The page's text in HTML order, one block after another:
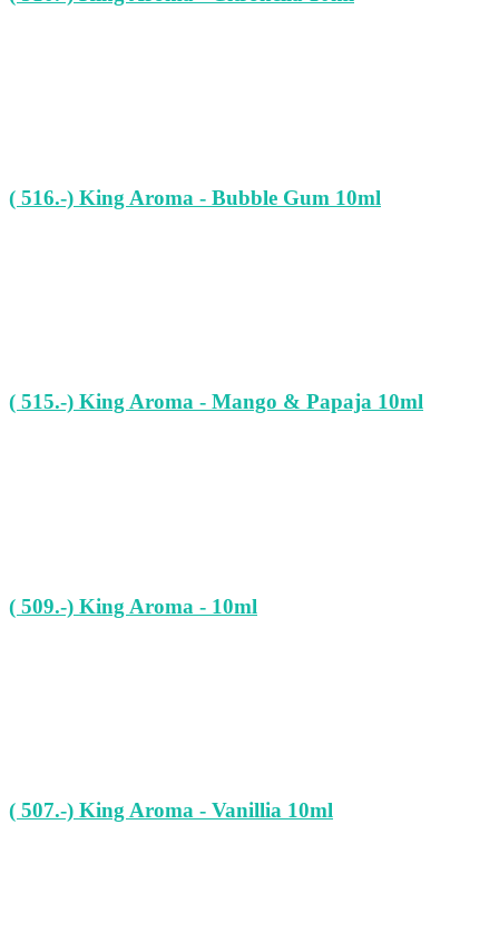
( 516.-) King Aroma - Bubble Gum 10ml
( 515.-) King Aroma - Mango & Papaja 10ml
( 509.-) King Aroma - 10ml
( 507.-) King Aroma - Vanillia 10ml